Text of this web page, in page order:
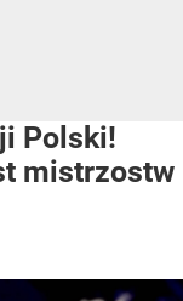
Polski!
mistrzostw